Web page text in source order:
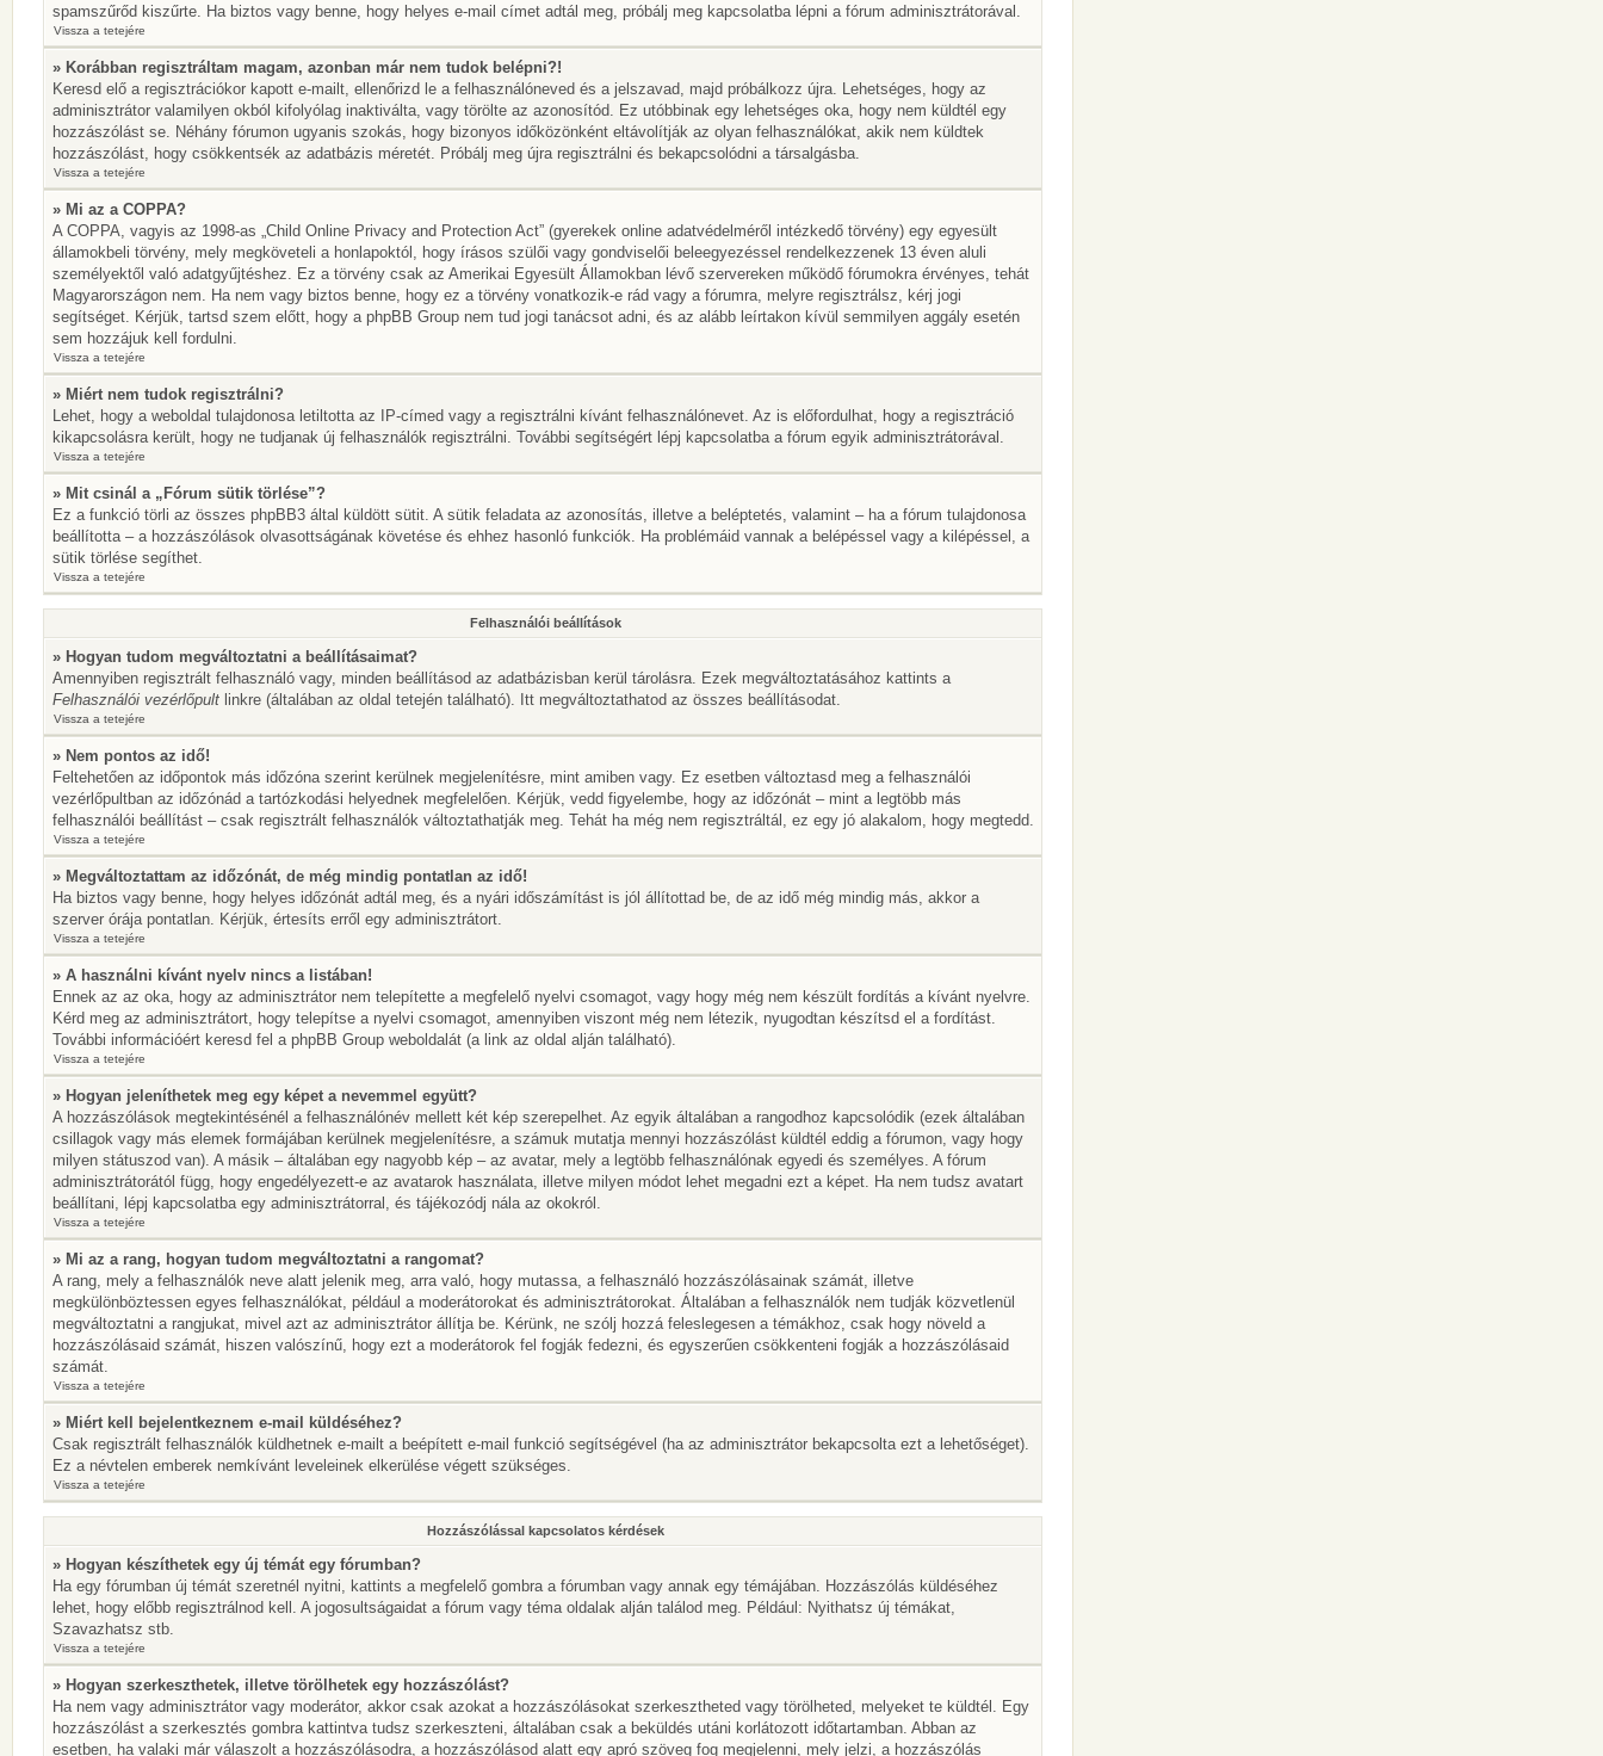
spamszűrőd kiszűrte. Ha biztos vagy benne, hogy helyes e-mail címet adtál meg, próbálj meg kapcsolatba lépni a fórum adminisztrátorával.
Vissza a tetejére
» Korábban regisztráltam magam, azonban már nem tudok belépni?!
Keresd elő a regisztrációkor kapott e-mailt, ellenőrizd le a felhasználóneved és a jelszavad, majd próbálkozz újra. Lehetséges, hogy az
adminisztrátor valamilyen okból kifolyólag inaktiválta, vagy törölte az azonosítód. Ez utóbbinak egy lehetséges oka, hogy nem küldtél egy
hozzászólást se. Néhány fórumon ugyanis szokás, hogy bizonyos időközönként eltávolítják az olyan felhasználókat, akik nem küldtek
hozzászólást, hogy csökkentsék az adatbázis méretét. Próbálj meg újra regisztrálni és bekapcsolódni a társalgásba.
Vissza a tetejére
» Mi az a COPPA?
A COPPA, vagyis az 1998-as „Child Online Privacy and Protection Act” (gyerekek online adatvédelméről intézkedő törvény) egy egyesült
államokbeli törvény, mely megköveteli a honlapoktól, hogy írásos szülői vagy gondviselői beleegyezéssel rendelkezzenek 13 éven aluli
személyektől való adatgyűjtéshez. Ez a törvény csak az Amerikai Egyesült Államokban lévő szervereken működő fórumokra érvényes, tehát
Magyarországon nem. Ha nem vagy biztos benne, hogy ez a törvény vonatkozik-e rád vagy a fórumra, melyre regisztrálsz, kérj jogi
segítséget. Kérjük, tartsd szem előtt, hogy a phpBB Group nem tud jogi tanácsot adni, és az alább leírtakon kívül semmilyen aggály esetén
sem hozzájuk kell fordulni.
Vissza a tetejére
» Miért nem tudok regisztrálni?
Lehet, hogy a weboldal tulajdonosa letiltotta az IP-címed vagy a regisztrálni kívánt felhasználónevet. Az is előfordulhat, hogy a regisztráció
kikapcsolásra került, hogy ne tudjanak új felhasználók regisztrálni. További segítségért lépj kapcsolatba a fórum egyik adminisztrátorával.
Vissza a tetejére
» Mit csinál a „Fórum sütik törlése”?
Ez a funkció törli az összes phpBB3 által küldött sütit. A sütik feladata az azonosítás, illetve a beléptetés, valamint – ha a fórum tulajdonosa
beállította – a hozzászólások olvasottságának követése és ehhez hasonló funkciók. Ha problémáid vannak a belépéssel vagy a kilépéssel, a
sütik törlése segíthet.
Vissza a tetejére
Felhasználói beállítások
» Hogyan tudom megváltoztatni a beállításaimat?
Amennyiben regisztrált felhasználó vagy, minden beállításod az adatbázisban kerül tárolásra. Ezek megváltoztatásához kattints a
Felhasználói vezérlőpult linkre (általában az oldal tetején található). Itt megváltoztathatod az összes beállításodat.
Vissza a tetejére
» Nem pontos az idő!
Feltehetően az időpontok más időzóna szerint kerülnek megjelenítésre, mint amiben vagy. Ez esetben változtasd meg a felhasználói
vezérlőpultban az időzónád a tartózkodási helyednek megfelelően. Kérjük, vedd figyelembe, hogy az időzónát – mint a legtöbb más
felhasználói beállítást – csak regisztrált felhasználók változtathatják meg. Tehát ha még nem regisztráltál, ez egy jó alakalom, hogy megtedd.
Vissza a tetejére
» Megváltoztattam az időzónát, de még mindig pontatlan az idő!
Ha biztos vagy benne, hogy helyes időzónát adtál meg, és a nyári időszámítást is jól állítottad be, de az idő még mindig más, akkor a
szerver órája pontatlan. Kérjük, értesíts erről egy adminisztrátort.
Vissza a tetejére
» A használni kívánt nyelv nincs a listában!
Ennek az az oka, hogy az adminisztrátor nem telepítette a megfelelő nyelvi csomagot, vagy hogy még nem készült fordítás a kívánt nyelvre.
Kérd meg az adminisztrátort, hogy telepítse a nyelvi csomagot, amennyiben viszont még nem létezik, nyugodtan készítsd el a fordítást.
További információért keresd fel a phpBB Group weboldalát (a link az oldal alján található).
Vissza a tetejére
» Hogyan jeleníthetek meg egy képet a nevemmel együtt?
A hozzászólások megtekintésénél a felhasználónév mellett két kép szerepelhet. Az egyik általában a rangodhoz kapcsolódik (ezek általában
csillagok vagy más elemek formájában kerülnek megjelenítésre, a számuk mutatja mennyi hozzászólást küldtél eddig a fórumon, vagy hogy
milyen státuszod van). A másik – általában egy nagyobb kép – az avatar, mely a legtöbb felhasználónak egyedi és személyes. A fórum
adminisztrátorától függ, hogy engedélyezett-e az avatarok használata, illetve milyen módot lehet megadni ezt a képet. Ha nem tudsz avatart
beállítani, lépj kapcsolatba egy adminisztrátorral, és tájékozódj nála az okokról.
Vissza a tetejére
» Mi az a rang, hogyan tudom megváltoztatni a rangomat?
A rang, mely a felhasználók neve alatt jelenik meg, arra való, hogy mutassa, a felhasználó hozzászólásainak számát, illetve
megkülönböztessen egyes felhasználókat, például a moderátorokat és adminisztrátorokat. Általában a felhasználók nem tudják közvetlenül
megváltoztatni a rangjukat, mivel azt az adminisztrátor állítja be. Kérünk, ne szólj hozzá feleslegesen a témákhoz, csak hogy növeld a
hozzászólásaid számát, hiszen valószínű, hogy ezt a moderátorok fel fogják fedezni, és egyszerűen csökkenteni fogják a hozzászólásaid
számát.
Vissza a tetejére
» Miért kell bejelentkeznem e-mail küldéséhez?
Csak regisztrált felhasználók küldhetnek e-mailt a beépített e-mail funkció segítségével (ha az adminisztrátor bekapcsolta ezt a lehetőséget).
Ez a névtelen emberek nemkívánt leveleinek elkerülése végett szükséges.
Vissza a tetejére
Hozzászólással kapcsolatos kérdések
» Hogyan készíthetek egy új témát egy fórumban?
Ha egy fórumban új témát szeretnél nyitni, kattints a megfelelő gombra a fórumban vagy annak egy témájában. Hozzászólás küldéséhez
lehet, hogy előbb regisztrálnod kell. A jogosultságaidat a fórum vagy téma oldalak alján találod meg. Például: Nyithatsz új témákat,
Szavazhatsz stb.
Vissza a tetejére
» Hogyan szerkeszthetek, illetve törölhetek egy hozzászólást?
Ha nem vagy adminisztrátor vagy moderátor, akkor csak azokat a hozzászólásokat szerkesztheted vagy törölheted, melyeket te küldtél. Egy
hozzászólást a szerkesztés gombra kattintva tudsz szerkeszteni, általában csak a beküldés utáni korlátozott időtartamban. Abban az
esetben, ha valaki már válaszolt a hozzászólásodra, a hozzászólásod alatt egy apró szöveg fog megjelenni, mely jelzi, a hozzászólás